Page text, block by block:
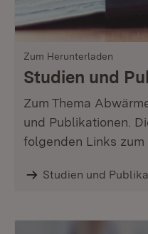
Zum Herunterladen
Studien und
Zum Thema
und Publikationen.
folgenden Links zum
Studien und